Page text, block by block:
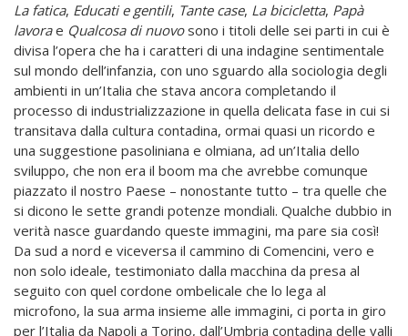
La fatica, Educati e gentili, Tante case, La bicicletta, Papà
lavorae Qualcosa di nuovosono i titoli delle sei parti in cui è
divisa l’opera che ha i caratteri di una indagine sentimentale
sul mondo dell’infanzia, con uno sguardo alla sociologia degli
ambienti in un’Italia che stava ancora completando il
processo di industrializzazione in quella delicata fase in cui si
transitava dalla cultura contadina, ormai quasi un ricordo e
una suggestione pasoliniana e olmiana, ad un’Italia dello
sviluppo, che non era il boom ma che avrebbe comunque
piazzato il nostro Paese – nonostante tutto – tra quelle che
si dicono le sette grandi potenze mondiali. Qualche dubbio in
verità nasce guardando queste immagini, ma pare sia così!
Da sud a nord e viceversa il cammino di Comencini, vero e
non solo ideale, testimoniato dalla macchina da presa al
seguito con quel cordone ombelicale che lo lega al
microfono, la sua arma insieme alle immagini, ci porta in giro
per l’Italia da Napoli a Torino, dall’Umbria contadina delle valli